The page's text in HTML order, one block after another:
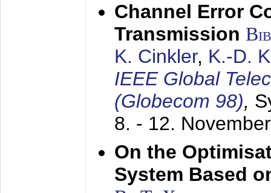
Channel Error
Transmission
K. Cinkler, K.-D.
IEEE Global
(Globecom 98),
8. - 12.
On the
System Based